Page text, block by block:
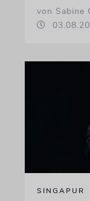
von Sabine
SINGAPUR